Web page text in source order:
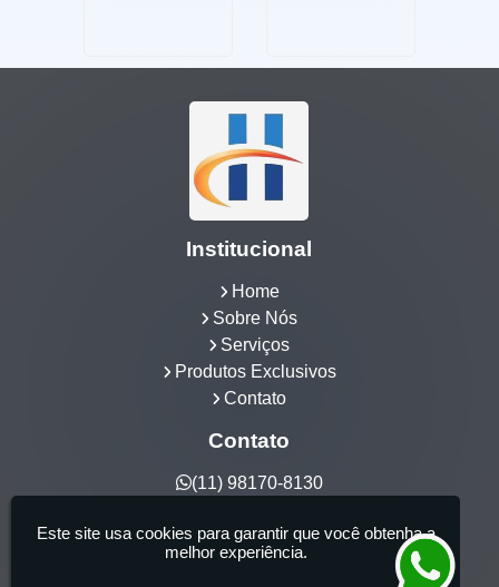
Institucional
Home
Sobre Nós
Serviços
Produtos Exclusivos
Contato
Contato
(11) 98170-8130
Hidrocia Manutenção e Venda Especializada de
Banheiras - 25 anos de tradição - Fabricante de
aquecedor de banheira, Instalação e Manutenção
Este site usa cookies para garantir que você obtenha a
melhor experiência.